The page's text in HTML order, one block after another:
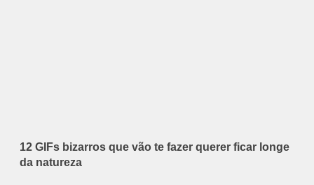
12 GIFs bizarros que vão te fazer querer ficar longe
da natureza